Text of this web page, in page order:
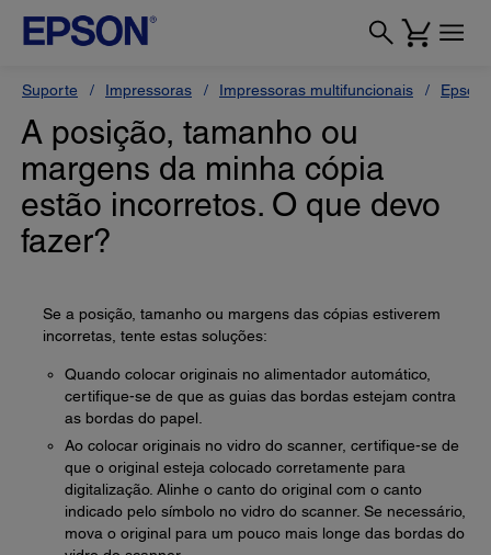
Suporte Impressoras Impressoras multifuncionais Epson
A posição, tamanho ou
margens da minha cópia
estão incorretos. O que devo
fazer?
Se a posição, tamanho ou margens das cópias estiverem
incorretas, tente estas soluções:
Quando colocar originais no alimentador automático,
certifique-se de que as guias das bordas estejam contra
as bordas do papel.
Ao colocar originais no vidro do scanner, certifique-se de
que o original esteja colocado corretamente para
digitalização. Alinhe o canto do original com o canto
indicado pelo símbolo no vidro do scanner. Se necessário,
mova o original para um pouco mais longe das bordas do